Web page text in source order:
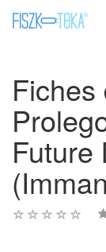
Future